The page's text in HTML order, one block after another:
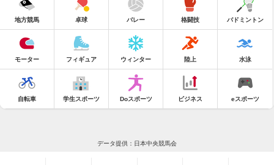
地方競馬 卓球 バレー 格闘技 バドミントン
モーター フィギュア ウィンター 陸上 水泳
自転車 学生スポーツ Doスポーツ ビジネス eスポーツ
データ提供：日本中央競馬会